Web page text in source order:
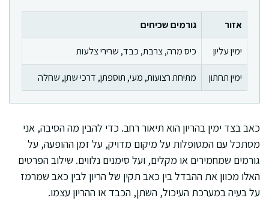
אזור
גורמים שכיחים
ימין עליון
כיס מרה, צרבת, כבד, שרירי צלעות
ימין תחתון
מתיחת רצועות, מעי, תוספתן, דרכי שתן, שחלה
כאב בצד ימין בהריון הוא תיאור רחב. כדי להבין מה הסיבה, אני
מסתכל עם המטופלות על מיקום מדויק, על זמן ההופעה, על
גורמים שמחמירים או מקלים, ועל סימנים נלווים. שילוב הפרטים
האלו מכוון את ההבדל בין כאב תקין של הריון לבין כאב שמרמז
על בעיה במערכת העיכול, השתן, הכבד או ההריון עצמו.